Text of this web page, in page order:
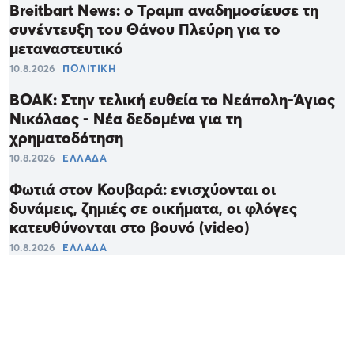
Breitbart News: ο Τραμπ αναδημοσίευσε τη
συνέντευξη του Θάνου Πλεύρη για το
μεταναστευτικό
10.8.2026 ΠΟΛΙΤΙΚΗ
ΒΟΑΚ: Στην τελική ευθεία το Νεάπολη-Άγιος
Νικόλαος - Νέα δεδομένα για τη
χρηματοδότηση
10.8.2026 ΕΛΛΑΔΑ
Φωτιά στον Κουβαρά: ενισχύονται οι
δυνάμεις, ζημιές σε οικήματα, οι φλόγες
κατευθύνονται στο βουνό (video)
10.8.2026 ΕΛΛΑΔΑ